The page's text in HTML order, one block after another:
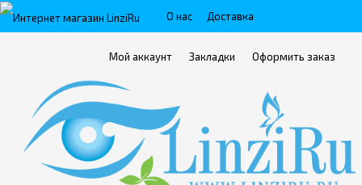
О нас Доставка
Условия возврата товара/услуги
Мой аккаунт Закладки Оформить заказ